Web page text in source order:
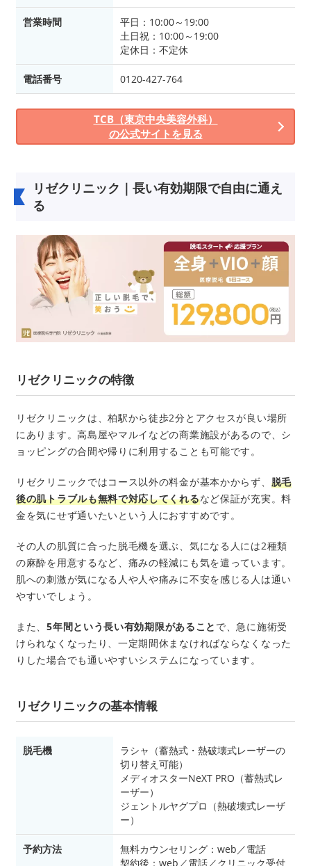
営業時間
平日：10:00～19:00
土日祝：10:00～19:00
定休日：不定休
電話番号 0120-427-764
TCB（東京中央美容外科）
の公式サイトを見る
リゼクリニック｜長い有効期限で自由に通え
る
リゼクリニックの特徴
リゼクリニックは、柏駅から徒歩2分とアクセスが良い場所
にあります。高島屋やマルイなどの商業施設があるので、シ
ョッピングの合間や帰りに利用することも可能です。
リゼクリニックではコース以外の料金が基本かからず、 脱毛
後の肌トラブルも無料で対応してくれるなど保証が充実。料
金を気にせず通いたいという人におすすめです。
その人の肌質に合った脱毛機を選ぶ、気になる人には2種類
の麻酔を用意するなど、痛みの軽減にも気を遣っています。
肌への刺激が気になる人や人や痛みに不安を感じる人は通い
やすいでしょう。
また、5年間という長い有効期限があること で、急に施術受
けられなくなったり、一定期間休まなければならなくなった
りした場合でも通いやすいシステムになっています。
リゼクリニックの基本情報
脱毛機
ラシャ（蓄熱式・熱破壊式レーザーの
切り替え可能）
メディオスターNeXT PRO（蓄熱式レ
ーザー）
ジェントルヤグプロ（熱破壊式レーザ
ー）
予約方法
無料カウンセリング：web／電話
契約後：web／電話／クリニック受付